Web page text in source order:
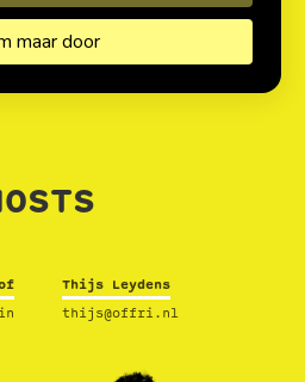
Thijs Leydens
thijs@offri.nl